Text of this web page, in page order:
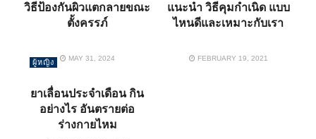
วิธีป้องกันผิวแตกลายขณะ
ตั้งครรภ์
MAY 31, 2024
แนะนำ วิธีคุมกำเนิด แบบ
ไหนดีและเหมาะกับเรา
FEBRUARY 19, 2021
ผู้หญิง
ยาเลื่อนประจำเดือน กิน
อย่างไร อันตรายต่อ
ร่างกายไหม